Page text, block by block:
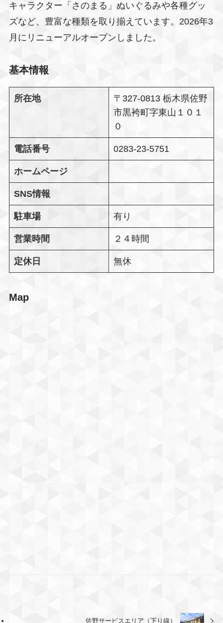
キャラクター「さのまる」ぬいぐるみや各種グッ
ズなど、豊富な種類を取り揃えています。2026年3
月にリニューアルオープンしました。
基本情報
所在地
〒327-0813 栃木県佐野
市黒袴町字東山１０１
０
電話番号 0283-23-5751
ホームページ
SNS情報
駐車場 有り
営業時間 ２４時間
定休日 無休
Map
佐野サービスエリア（下り線）